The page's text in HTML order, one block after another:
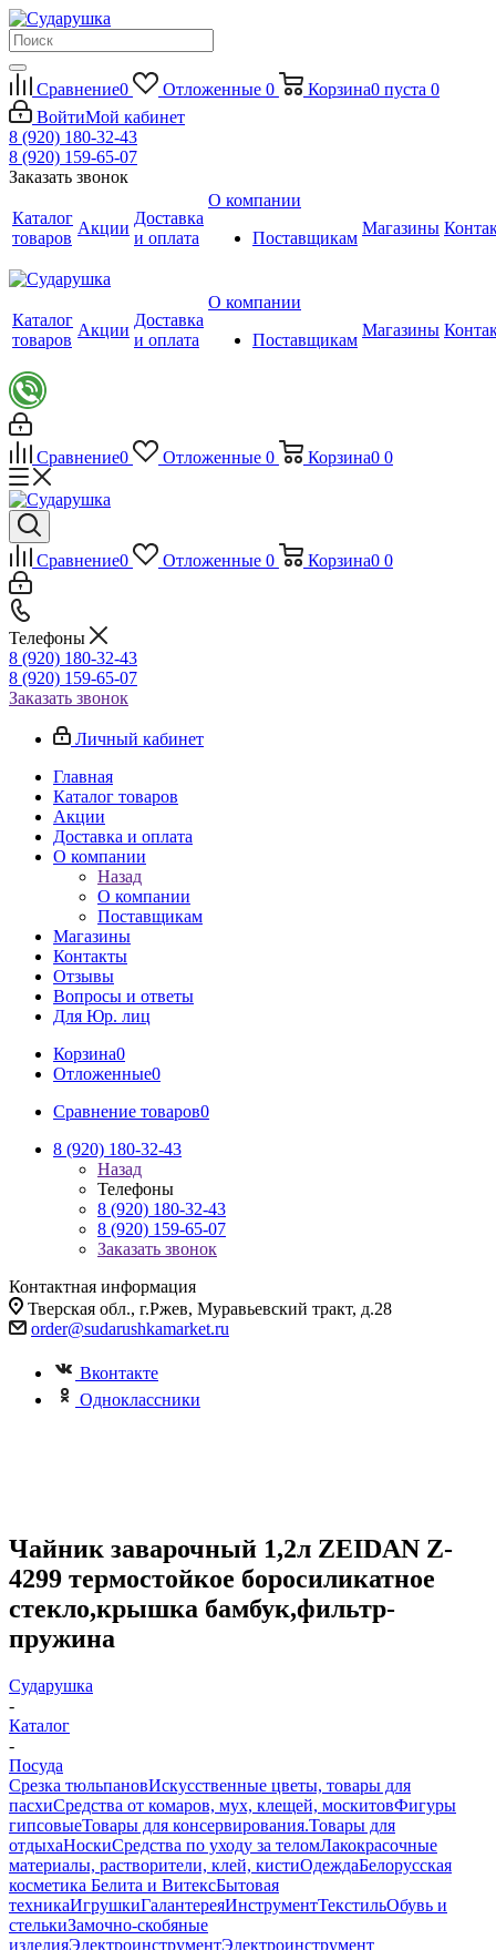
Сравнение0 Отложенные 0 Корзина0 пуста 0
ВойтиМой кабинет
8 (920) 180-32-43
8 (920) 159-65-07
Заказать звонок
Каталог
товаров
Акции
Доставка
и оплата
О компании
Поставщикам
Магазины
Каталог
товаров
Акции
Доставка
и оплата
О компании
Поставщикам
Магазины
Сравнение0 Отложенные 0 Корзина0 0
Сравнение0 Отложенные 0 Корзина0 0
Телефоны
8 (920) 180-32-43
8 (920) 159-65-07
Заказать звонок
Личный кабинет
Главная
Каталог товаров
Акции
Доставка и оплата
О компании
Назад
О компании
Поставщикам
Магазины
Контакты
Отзывы
Вопросы и ответы
Для Юр. лиц
Корзина0
Отложенные0
Сравнение товаров0
8 (920) 180-32-43
Назад
Телефоны
8 (920) 180-32-43
8 (920) 159-65-07
Заказать звонок
Контактная информация
Тверская обл., г.Ржев, Муравьевский тракт, д.28
order@sudarushkamarket.ru
Вконтакте
Одноклассники
Чайник заварочный 1,2л ZEIDAN Z-
4299 термостойкое боросиликатное
стекло,крышка бамбук,фильтр-
пружина
Сударушка
-
Каталог
-
Посуда
Срезка тюльпановИскусственные цветы, товары для
пасхиСредства от комаров, мух, клещей, москитовФигуры
гипсовыеТовары для консервирования.Товары для
отдыхаНоскиСредства по уходу за теломЛакокрасочные
материалы, растворители, клей, кистиОдеждаБелорусская
косметика Белита и ВитексБытовая
техникаИгрушкиГалантереяИнструментТекстильОбувь и
стелькиЗамочно-скобяные
изделияЭлектроинструментЭлектроинструмент